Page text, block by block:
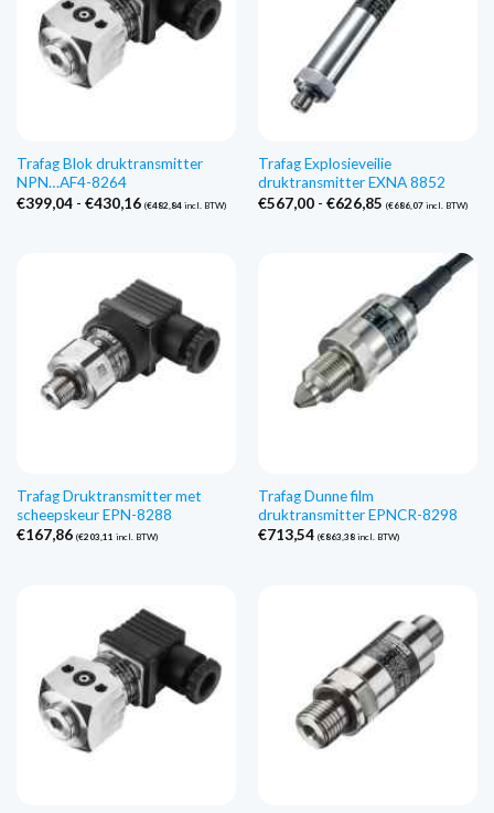
Trafag Blok druktransmitter
NPN…AF4-8264
€399,04 - €430,16Prijsklasse:
(€482,84incl. BTW)
Trafag Explosieveilie
druktransmitter EXNA 8852
€567,00 - €626,85Prijsklasse:
(€686,07incl. BTW)
Trafag Druktransmitter met
scheepskeur EPN-8288
€167,86 (€203,11 incl. BTW)
Trafag Dunne film
druktransmitter EPNCR-8298
€713,54 (€863,38incl. BTW)